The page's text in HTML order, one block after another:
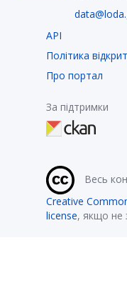
API
Політика
Про портал
За підтримки
Весь
Creative
license, якщо не